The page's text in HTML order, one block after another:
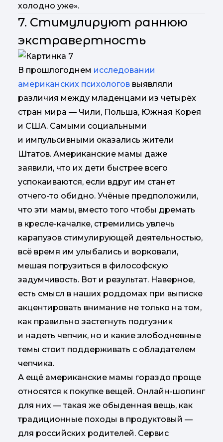
холодно уже».
7. Стимулируют раннюю
экстравертность
В прошлогоднем исследовании
американских психологов выявляли
различия между младенцами из четырёх
стран мира — Чили, Польша, Южная Корея
и США. Самыми социальными
и импульсивными оказались жители
Штатов. Американские мамы даже
заявили, что их дети быстрее всего
успокаиваются, если вдруг им станет
отчего-то обидно. Учёные предположили,
что эти мамы, вместо того чтобы дремать
в кресле-качалке, стремились увлечь
карапузов стимулирующей деятельностью,
всё время им улыбались и ворковали,
мешая погрузиться в философскую
задумчивость. Вот и результат. Наверное,
есть смысл в наших роддомах при выписке
акцентировать внимание не только на том,
как правильно застегнуть подгузник
и надеть чепчик, но и какие злободневные
темы стоит поддерживать с обладателем
чепчика.
А ещё американские мамы гораздо проще
относятся к покупке вещей. Онлайн-шопинг
для них — такая же обыденная вещь, как
традиционные походы в продуктовый —
для российских родителей. Сервис